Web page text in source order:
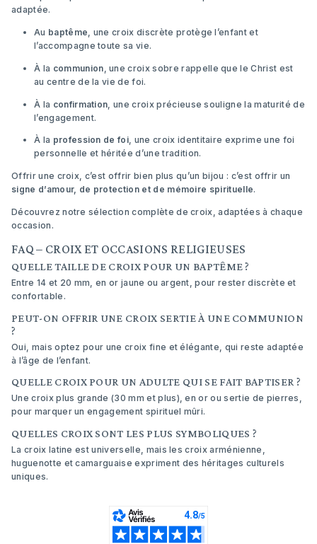
adaptée.
Au baptême, une croix discrète protège l’enfant et
l’accompagne toute sa vie.
À la communion , une croix sobre rappelle que le Christ est
au centre de la vie de foi.
À la confirmation , une croix précieuse souligne la maturité de
l’engagement.
À la profession de foi, une croix identitaire exprime une foi
personnelle et héritée d’une tradition.
Offrir une croix, c’est offrir bien plus qu’un bijou : c’est offrir un
signe d’amour, de protection et de mémoire spirituelle.
Découvrez notresélection complète de croix, adaptées à chaque
occasion.
FAQ – CROIX ET OCCASIONS RELIGIEUSES
QUELLE TAILLE DE CROIX POUR UN BAPTÊME ?
Entre 14 et 20 mm, en or jaune ou argent, pour rester discrète et
confortable.
PEUT-ON OFFRIR UNE CROIX SERTIE À UNE COMMUNION
?
Oui, mais optez pour une croix fine et élégante, qui reste adaptée
à l’âge de l’enfant.
QUELLE CROIX POUR UN ADULTE QUI SE FAIT BAPTISER ?
Une croix plus grande (30 mm et plus), en or ou sertie de pierres,
pour marquer un engagement spirituel mûri.
QUELLES CROIX SONT LES PLUS SYMBOLIQUES ?
La croix latine est universelle, mais les croix arménienne,
huguenotte et camarguaise expriment des héritages culturels
uniques.